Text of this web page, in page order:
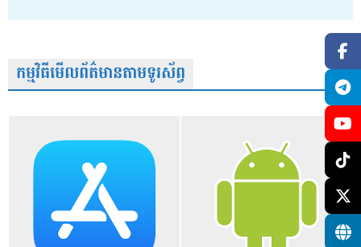
កម្មវិធីមើលព័ត៌មានតាមទូរស័ព្វ